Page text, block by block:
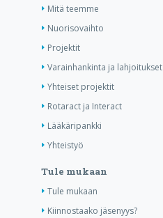
Mitä teemme
Nuorisovaihto
Projektit
Varainhankinta ja lahjoitukset
Yhteiset projektit
Rotaract ja Interact
Lääkäripankki
Yhteistyö
Tule mukaan
Tule mukaan
Kiinnostaako jäsenyys?